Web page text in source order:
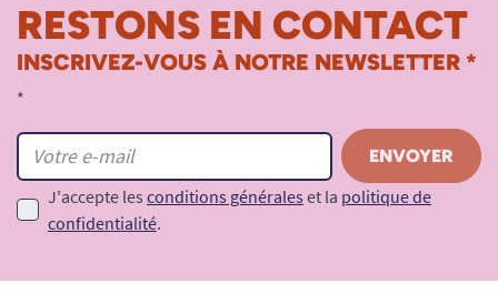
RESTONS EN CONTACT
INSCRIVEZ-VOUS À NOTRE NEWSLETTER *
*
J'accepte les conditions générales et la politique de
confidentialité.